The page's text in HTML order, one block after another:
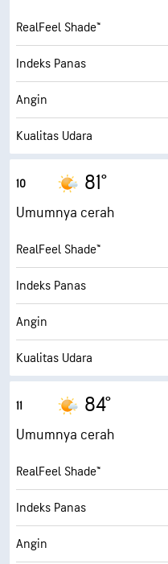
Titik Embun
AccuLumen Brightness Index™
Tutupan Awan
Jarak Pandang
RealFeel Shade™
Indeks Panas
Angin
Kualitas Udara
Indeks UV Maks
Angin Kencang
Kelembapan
Titik Embun
AccuLumen Brightness Index™
Tutupan Awan
10 81°
Umumnya cerah
RealFeel Shade™
Indeks Panas
Angin
Kualitas Udara
Indeks UV Maks
Angin Kencang
Kelembapan
Titik Embun
AccuLumen Brightness Index™
11 84°
Umumnya cerah
RealFeel Shade™
Indeks Panas
Angin